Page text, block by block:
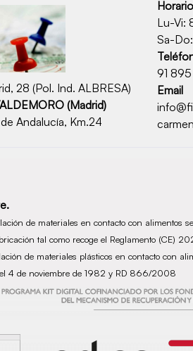
28 (Pol. Ind. ALBRESA)
(Madrid)
Andalucía, Km.24
Horario
Lu-Vi:
Sa-
91
Email
de materiales en contacto con alimentos
tal como recoge el Reglamento (CE)
de materiales plásticos en contacto
4 de noviembre de 1982 y RD 866/2008